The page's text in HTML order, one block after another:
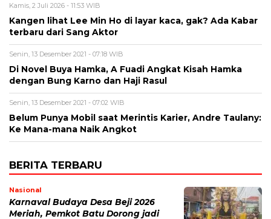
Kamis, 2 Juli 2026 - 11:53 WIB
Kangen lihat Lee Min Ho di layar kaca, gak? Ada Kabar
terbaru dari Sang Aktor
Senin, 13 Desember 2021 - 07:18 WIB
Di Novel Buya Hamka, A Fuadi Angkat Kisah Hamka
dengan Bung Karno dan Haji Rasul
Senin, 13 Desember 2021 - 07:02 WIB
Belum Punya Mobil saat Merintis Karier, Andre Taulany:
Ke Mana-mana Naik Angkot
BERITA TERBARU
Nasional
Karnaval Budaya Desa Beji 2026
Meriah, Pemkot Batu Dorong jadi